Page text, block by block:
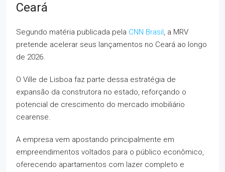
Ceará
Segundo matéria publicada pela CNN Brasil, a MRV
pretende acelerar seus lançamentos no Ceará ao longo
de 2026.
O Ville de Lisboa faz parte dessa estratégia de
expansão da construtora no estado, reforçando o
potencial de crescimento do mercado imobiliário
cearense.
A empresa vem apostando principalmente em
empreendimentos voltados para o público econômico,
oferecendo apartamentos com lazer completo e